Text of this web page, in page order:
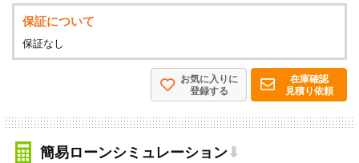
保証について
保証なし
在庫確認
見積り依頼
お気に入りに
登録する
簡易ローンシミュレーション⬇